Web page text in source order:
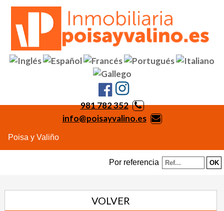
981 782 352
info@poisayvalino.es
Poisa y Valiño
Por referencia
VOLVER